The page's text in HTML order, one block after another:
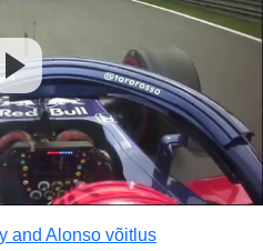
and Alonso võitlus